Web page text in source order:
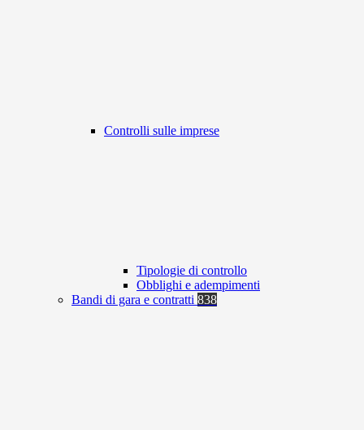
Controlli sulle imprese
Tipologie di controllo
Obblighi e adempimenti
Bandi di gara e contratti 838